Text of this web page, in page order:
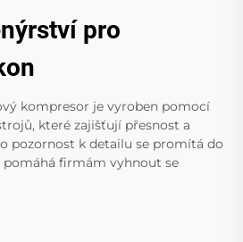
pro
kompresor je vyroben pomocí
které zajišťují přesnost a
pozornost k detailu se promítá do
pomáhá firmám vyhnout se